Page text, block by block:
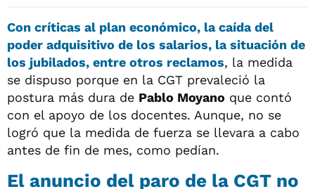
Con críticas al plan económico, la caída del
poder adquisitivo de los salarios, la situación de
los jubilados, entre otros reclamos, la medida
se dispuso porque en la CGT prevaleció la
postura más dura de Pablo Moyano que contó
con el apoyo de los docentes. Aunque, no se
logró que la medida de fuerza se llevara a cabo
antes de fin de mes, como pedían.
El anuncio del paro de la CGT no